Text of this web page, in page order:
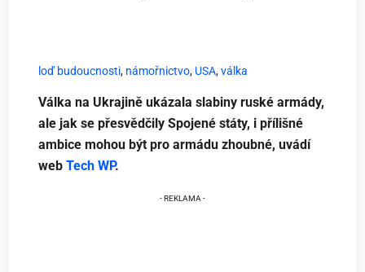
loď budoucnosti, námořnictvo, USA,válka
Válka na Ukrajině ukázala slabiny ruské armády,
ale jak se přesvědčily Spojené státy, i přílišné
ambice mohou být pro armádu zhoubné, uvádí
webTech WP.